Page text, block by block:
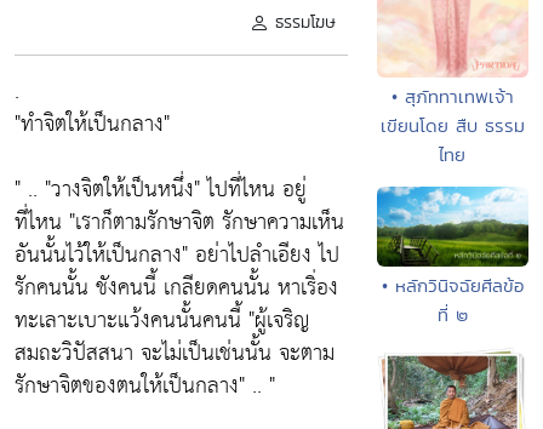
ธรรมโฆษ
.
"ทำจิตให้เป็นกลาง"
" .. "วางจิตให้เป็นหนึ่ง" ไปที่ไหน อยู่
ที่ไหน "เราก็ตามรักษาจิต รักษาความเห็น
อันนั้นไว้ให้เป็นกลาง" อย่าไปลำเอียง ไป
รักคนนั้น ชังคนนี้ เกลียดคนนั้น หาเริ่อง
ทะเลาะเบาะแว้งคนนั้นคนนี้ "ผู้เจริญ
สมถะวิปัสสนา จะไม่เป็นเช่นนั้น จะตาม
รักษาจิตของตนให้เป็นกลาง" .. "
• สุภัททาเทพเจ้า
เขียนโดย สืบ ธรรม
ไทย
• หลักวินิจฉัยศีลข้อ
ที่ ๒